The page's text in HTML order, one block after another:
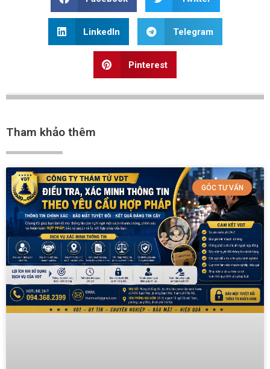
LinkedIn Telegram
Pinterest
Tham khảo thêm
GÓC TƯ VẤN